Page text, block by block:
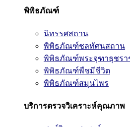
พิพิธภัณฑ์
นิทรรศสถาน
พิพิธภัณฑ์ชลทัศนสถาน
พิพิธภัณฑ์พระจุฑาธุชรา
พิพิธภัณฑ์พืชมีชีวิต
พิพิธภัณฑ์สมุนไพร
บริการตรวจวิเคราะห์คุณภาพ